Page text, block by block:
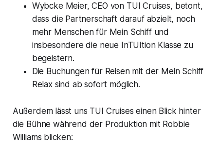
Wybcke Meier, CEO von TUI Cruises, betont,
dass die Partnerschaft darauf abzielt, noch
mehr Menschen für Mein Schiff und
insbesondere die neue InTUItion Klasse zu
begeistern.
Die Buchungen für Reisen mit der Mein Schiff
Relax sind ab sofort möglich.
Außerdem lässt uns TUI Cruises einen Blick hinter
die Bühne während der Produktion mit Robbie
Williams blicken: